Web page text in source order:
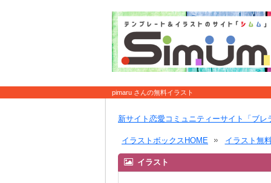
pimaru さんの無料イラスト
新サイト恋愛コミュニティーサイト「ブレ
イラストボックスHOME イラスト無
イラスト